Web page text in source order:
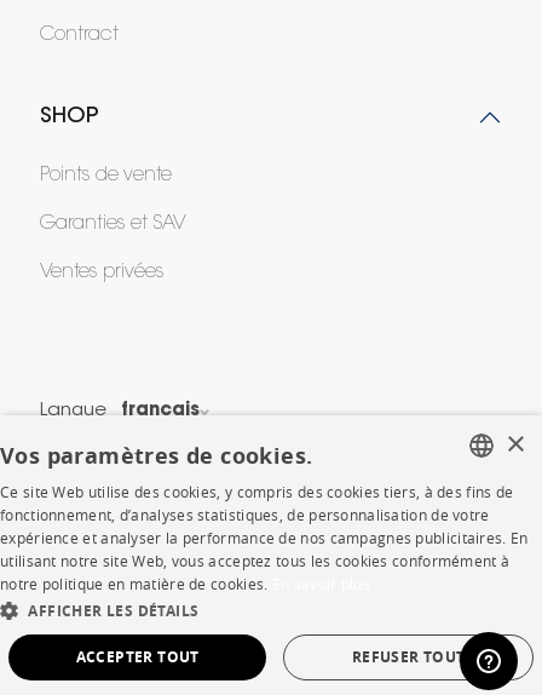
Contract
SHOP
Points de vente
Garanties et SAV
Ventes privées
Langue français
Pays France
*Conditions des offres
Mentions légales
Conditions générales de vente
Politique de cookies
FRENCH
ENGLISH
SPANISH
×
Vos paramètres de cookies.
Ce site Web utilise des cookies, y compris des cookies tiers, à des fins de
fonctionnement, d’analyses statistiques, de personnalisation de votre
expérience et analyser la performance de nos campagnes publicitaires. En
utilisant notre site Web, vous acceptez tous les cookies conformément à
notre politique en matière de cookies.
AFFICHER LES DÉTAILS
ACCEPTER TOUT REFUSER TOUT